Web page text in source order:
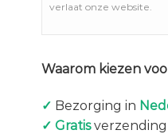
verlaat onze website.
Waarom kiezen
✓ Bezorging in
✓ Gratisverzending